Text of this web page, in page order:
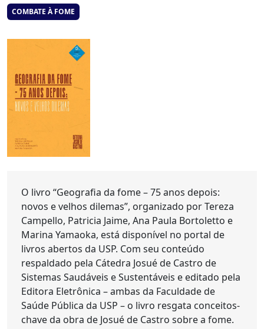
COMBATE À FOME
O livro “Geografia da fome – 75 anos depois:
novos e velhos dilemas”, organizado por Tereza
Campello, Patricia Jaime, Ana Paula Bortoletto e
Marina Yamaoka, está disponível no portal de
livros abertos da USP. Com seu conteúdo
respaldado pela Cátedra Josué de Castro de
Sistemas Saudáveis e Sustentáveis e editado pela
Editora Eletrônica – ambas da Faculdade de
Saúde Pública da USP – o livro resgata conceitos-
chave da obra de Josué de Castro sobre a fome.